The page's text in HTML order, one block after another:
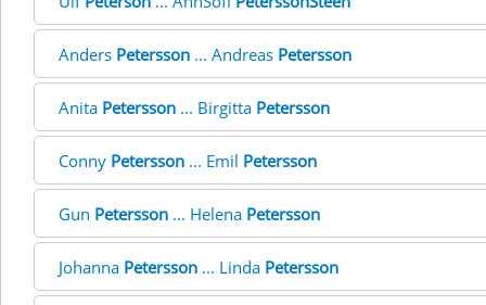
Anders Petersson ... Andreas Petersson
Anita Petersson ... Birgitta Petersson
Conny Petersson ... Emil Petersson
Gun Petersson ... Helena Petersson
Johanna Petersson ... Linda Petersson